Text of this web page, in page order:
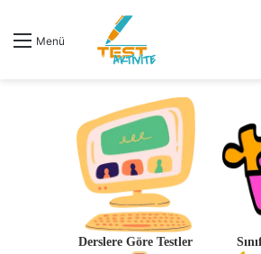
Menü
Derslere Göre Testler